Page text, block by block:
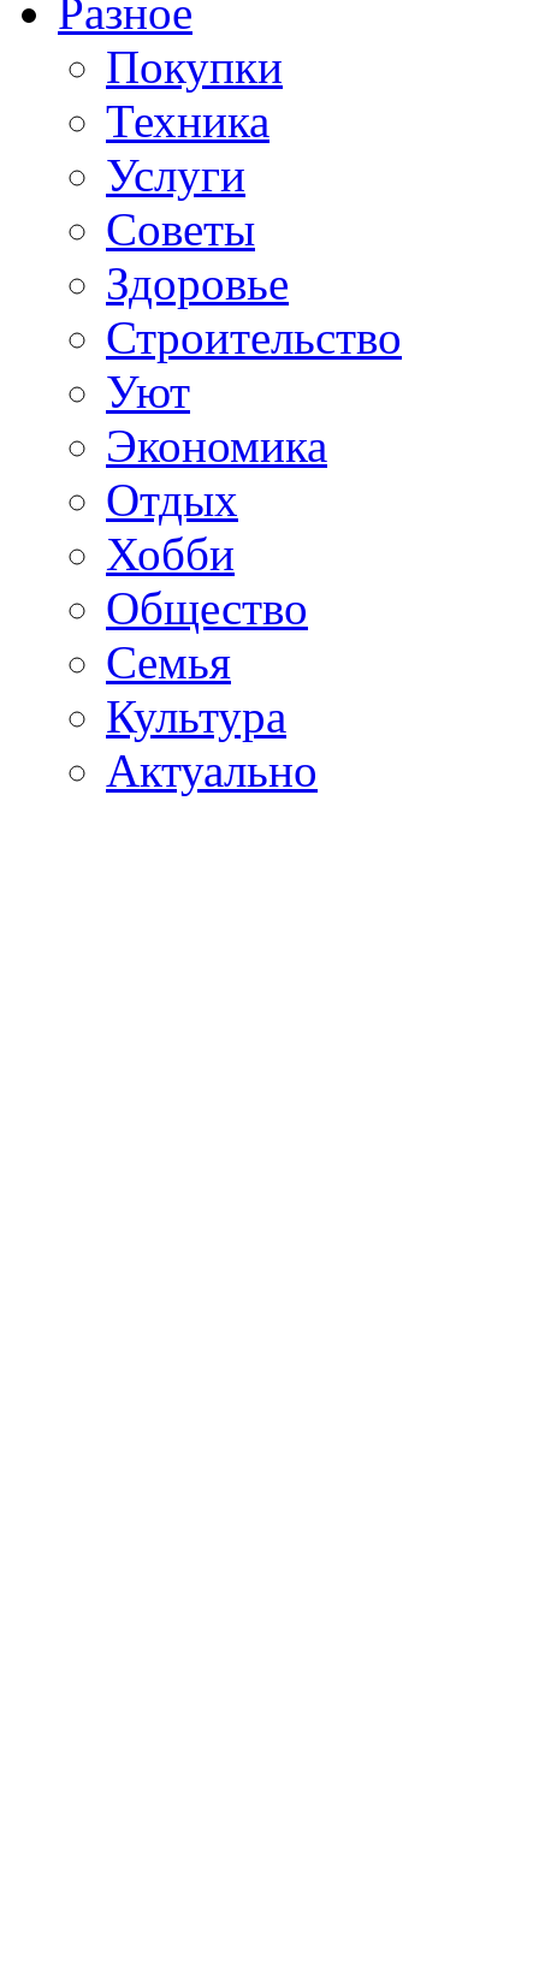
Разное
Покупки
Техника
Услуги
Советы
Здоровье
Строительство
Уют
Экономика
Отдых
Хобби
Общество
Семья
Культура
Актуально